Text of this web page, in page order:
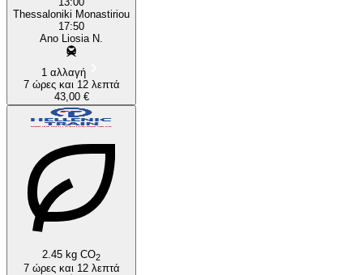
Thessaloniki Monastiriou
17:50
Ano Liosia N.
1 αλλαγή
7 ώρες και 12 λεπτά
43,00 €
2.45 kg CO2
7 ώρες και 12 λεπτά